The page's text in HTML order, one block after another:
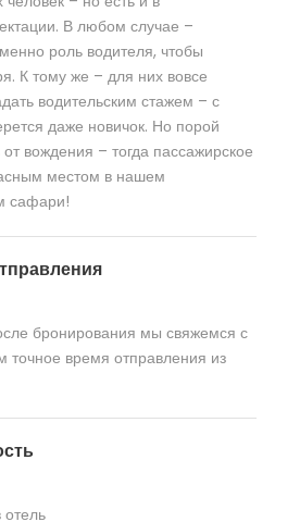
В любом случае –
роль водителя, чтобы
К тому же – для них вовсе
водительским стажем – с
даже новичок. Но порой
от вождения – тогда пассажирское
местом в нашем
сафари!
бронирования мы свяжемся с
время отправления из